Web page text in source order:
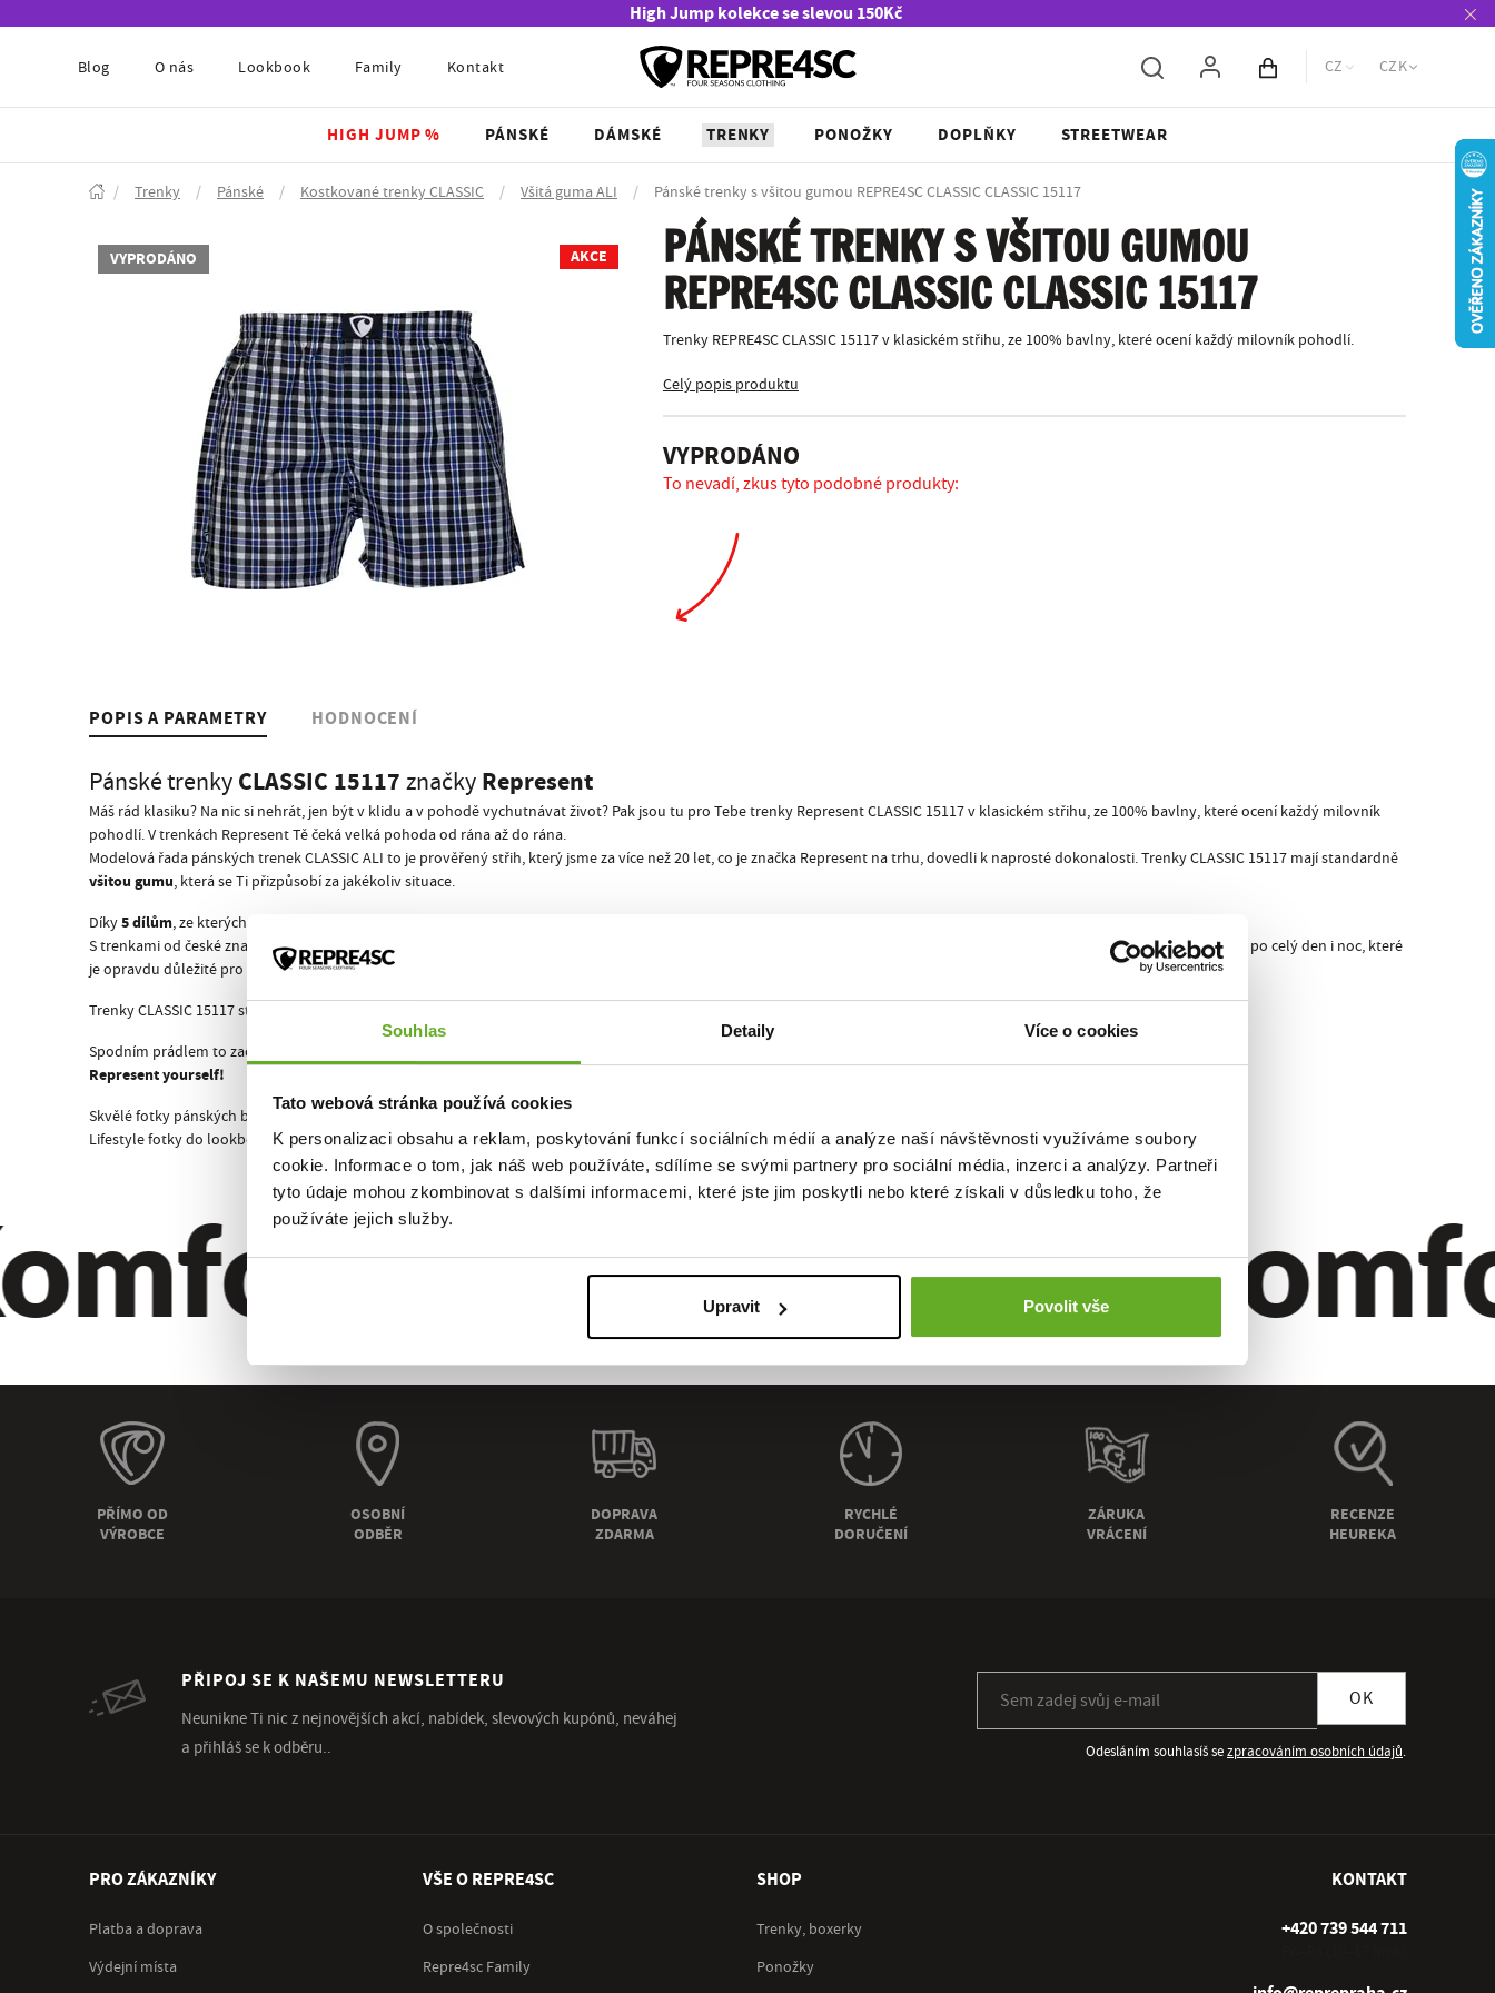
Souhlas Detaily Více o cookies
Tato webová stránka používá cookies
K personalizaci obsahu a reklam, poskytování funkcí sociálních médií a analýze naší návštěvnosti využíváme soubory
cookie. Informace o tom, jak náš web používáte, sdílíme se svými partnery pro sociální média, inzerci a analýzy. Partneři
tyto údaje mohou zkombinovat s dalšími informacemi, které jste jim poskytli nebo které získali v důsledku toho, že
používáte jejich služby.
Upravit Povolit vše
High Jump kolekce se slevou 150Kč
Blog O nás Lookbook Family Kontakt Obsah košíku
CZ CZK
HIGH JUMP % PÁNSKÉ DÁMSKÉ TRENKY PONOŽKY DOPLŇKY STREETWEAR
/ Trenky / Pánské / Kostkované trenky CLASSIC / Všitá guma ALI / Pánské trenky s všitou gumou REPRE4SC CLASSIC CLASSIC 15117
VYPRODÁNO AKCE
PÁNSKÉ TRENKY S VŠITOU GUMOU
REPRE4SC CLASSIC CLASSIC 15117
Trenky REPRE4SC CLASSIC 15117 v klasickém střihu, ze 100% bavlny, které ocení každý milovník pohodlí.
Celý popis produktu
VYPRODÁNO
To nevadí, zkus tyto podobné produkty:
POPIS A PARAMETRY HODNOCENÍ
Pánské trenky CLASSIC 15117 značky Represent
Máš rád klasiku? Na nic si nehrát, jen být v klidu a v pohodě vychutnávat život? Pak jsou tu pro Tebe trenky Represent CLASSIC 15117 v klasickém střihu, ze 100% bavlny, které ocení každý milovník
pohodlí. V trenkách Represent Tě čeká velká pohoda od rána až do rána.
Modelová řada pánských trenek CLASSIC ALI to je prověřený střih, který jsme za více než 20 let, co je značka Represent na trhu, dovedli k naprosté dokonalosti. Trenky CLASSIC 15117 mají standardně
všitou gumu, která se Ti přizpůsobí za jakékoliv situace.
Díky5 dílům, ze kterých jsou poskládány, se Ti už nikdy
S trenkami od české značky Represent máš zaručený úspěch! Konec trapné situaci, kdy dojde ke svlékání před kamarády nebo ještě hůř, před kamarádkami! Navíc větší pohodlí po celý den i noc, které
je opravdu důležité pro Tvé výkony i odpočinek, žádné jiné pánské trenky nabídnout nemohou…
Trenky CLASSIC 15117 stejně jako všechny ostatní pánské trenky Represent dostaneš ve stylové papírové pixle
Spodním prádlem to začíná!
Represent yourself!
Skvělé fotky pánských boxerek CLASSIC 15117 má na svědomí náš dvorní fotograf
Lifestyle fotky do lookbooku a doplňkové fotky trenek MIKE CLASSIC 15117 pro nás nafotili naši streetfoto parťáciOndra Duffek aOnder Šustík.
Kvalita. Styl.
PŘÍMO OD
VÝROBCE
OSOBNÍ
ODBĚR
DOPRAVA
ZDARMA
RYCHLÉ
DORUČENÍ
ZÁRUKA
VRÁCENÍ
RECENZE
HEUREKA
PŘIPOJ SE K NAŠEMU NEWSLETTERU
Neunikne Ti nic z nejnovějších akcí, nabídek, slevových kupónů, neváhej
a přihláš se k odběru..
OK
Odesláním souhlasíš sezpracováním osobních údajů.
PRO ZÁKAZNÍKY
Platba a doprava
Výdejní místa
VŠE O REPRE4SC
O společnosti
Repre4sc Family
SHOP
Trenky, boxerky
Ponožky
KONTAKT
+420 739 544 711